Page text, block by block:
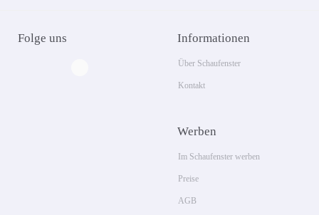
Automatik
Folge uns Informationen
Über Schaufenster
Kontakt
Werben
Im Schaufenster werben
Preise
AGB